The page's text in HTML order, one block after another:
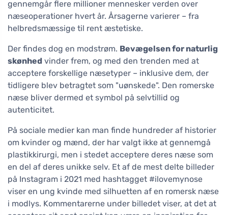
gennemgår flere millioner mennesker verden over
næseoperationer hvert år. Årsagerne varierer – fra
helbredsmæssige til rent æstetiske.
Der findes dog en modstrøm. Bevægelsen for naturlig
skønhed vinder frem, og med den trenden med at
acceptere forskellige næsetyper – inklusive dem, der
tidligere blev betragtet som "uønskede". Den romerske
næse bliver dermed et symbol på selvtillid og
autenticitet.
På sociale medier kan man finde hundreder af historier
om kvinder og mænd, der har valgt ikke at gennemgå
plastikkirurgi, men i stedet acceptere deres næse som
en del af deres unikke selv. Et af de mest delte billeder
på Instagram i 2021 med hashtagget #ilovemynose
viser en ung kvinde med silhuetten af en romersk næse
i modlys. Kommentarerne under billedet viser, at det at